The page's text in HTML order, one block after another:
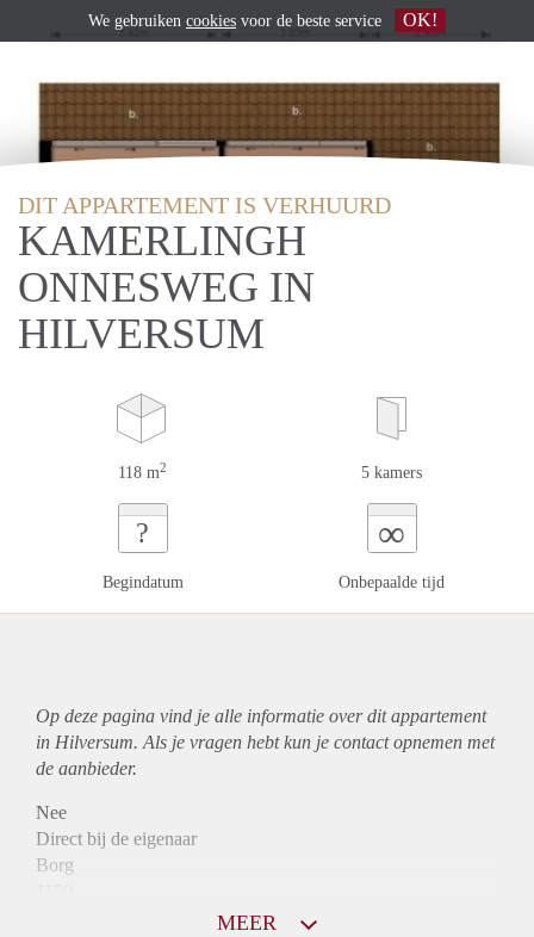
DIT APPARTEMENT IS VERHUURD
KAMERLINGH
ONNESWEG IN
HILVERSUM
118 m2 5 kamers
?
Begindatum
∞
Onbepaalde tijd
Op deze pagina vind je alle informatie over ditappartement
in Hilversum. Als je vragen hebt kun je contact opnemen met
de aanbieder.
Nee
Direct bij de eigenaar
Borg
MEER
We gebruiken cookies voor de beste service OK!